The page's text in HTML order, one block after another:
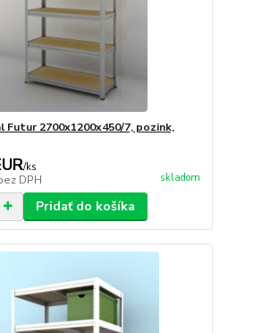
Futur 2700x1200x450/7, pozink,
/ks
DPH skladom
Pridať do košíka